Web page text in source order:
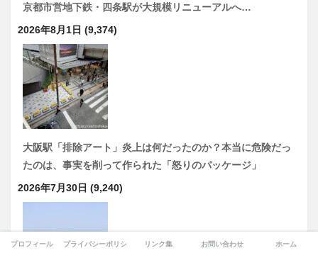
京都市営地下鉄・四条駅が大規模リニューアルへ…
2026年8月1日 (9,374)
大阪駅「排除アート」炎上は何だったのか？本当に危険だっ
たのは、事実を削って作られた「怒りのパッケージ」
2026年7月30日 (9,240)
プロフィール プライバシーポリシー リンク集 お問い合わせ ホーム